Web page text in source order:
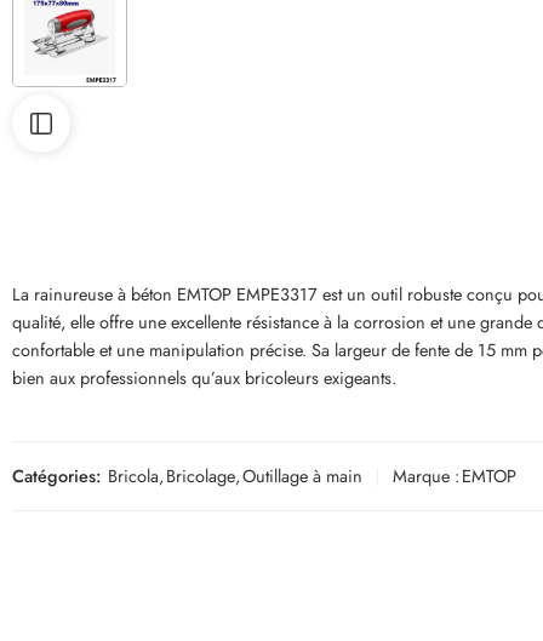
La rainureuse à béton EMTOP EMPE3317 est un outil robuste conçu
qualité, elle offre une excellente résistance à la corrosion et une
confortable et une manipulation précise. Sa largeur de fente de 15
bien aux professionnels qu’aux bricoleurs exigeants.
Catégories: Bricola,Bricolage,Outillage à main Marque :EMTOP